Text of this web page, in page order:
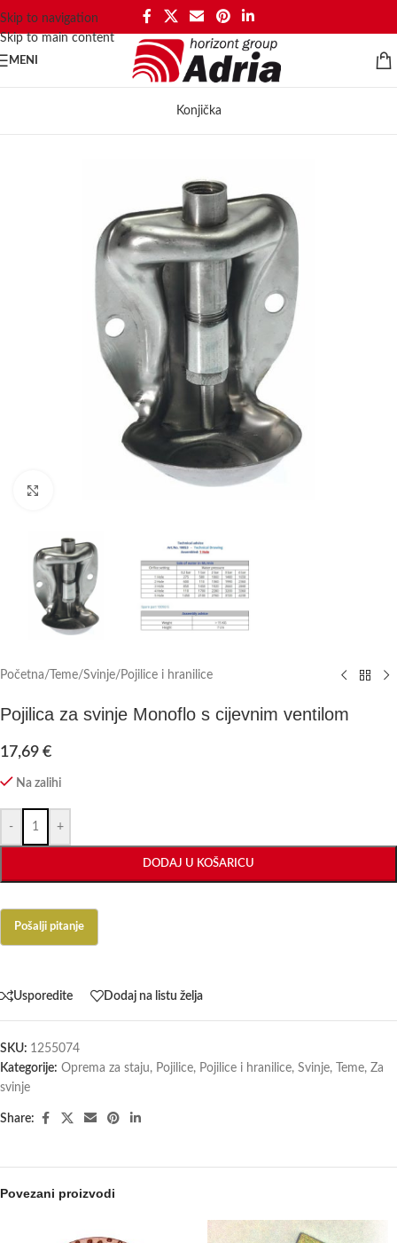
Skip to navigation
Skip to main content
MENI
Konjička
Početna/ Teme/Svinje/ Pojilice i hranilice
Pojilica za svinje Monoflo s cijevnim ventilom
17,69 €
Na zalihi
- +
DODAJ U KOŠARICU
Usporedite Dodaj na listu želja
SKU: 1255074
Kategorije: Oprema za staju, Pojilice, Pojilice i hranilice, Svinje, Teme, Za
svinje
Share:
Povezani proizvodi